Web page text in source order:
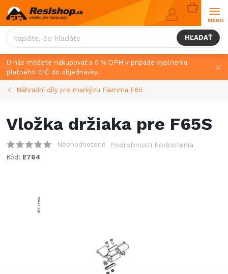
Prejsť
na
obsah
HĽADAŤ
KOŠÍK
U nás môžete nakupovať s 0 % DPH v prípade vyplnenia
platného DIČ do objednávky.
Náhradní díly pro markýzu Fiamma F65
Vložka držiaka pre F65S
Neohodnotené Podrobnosti hodnotenia
Kód: E764